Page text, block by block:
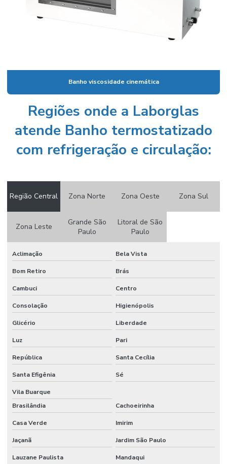
Condutivimetro portátil preço
Conjunto extrator de soxhlet
Conjunto de filtração a vácuo
Conserto de vidraria de laboratório
Consumíveis icp
Contador de colônias
Controlador de vácuo
Copo becker graduado
Copo becker vidro graduado
Cuba para cromatografia
Cuba para dissolutor
Datalogger
Dessecador a vácuo
Dessecador a vácuo preço
Dessecador a vácuo vidro
Destilador de nitrogênio
Dispensador para laboratório
Dispensador laboratório de química
Banho viscosidade cinemática
Regiões onde a Laborglas
atende Banho termostatizado
com refrigeração e circulação:
Região Central Zona Norte Zona Oeste Zona Sul
Zona Leste
Grande São
Paulo
Litoral de São
Paulo
Aclimação Bela Vista
Bom Retiro Brás
Cambuci Centro
Consolação Higienópolis
Glicério Liberdade
Luz Pari
República Santa Cecília
Santa Efigênia Sé
Vila Buarque
Brasilândia
Cachoeirinha
Casa Verde Imirim
Jaçanã Jardim São Paulo
Lauzane Paulista Mandaqui